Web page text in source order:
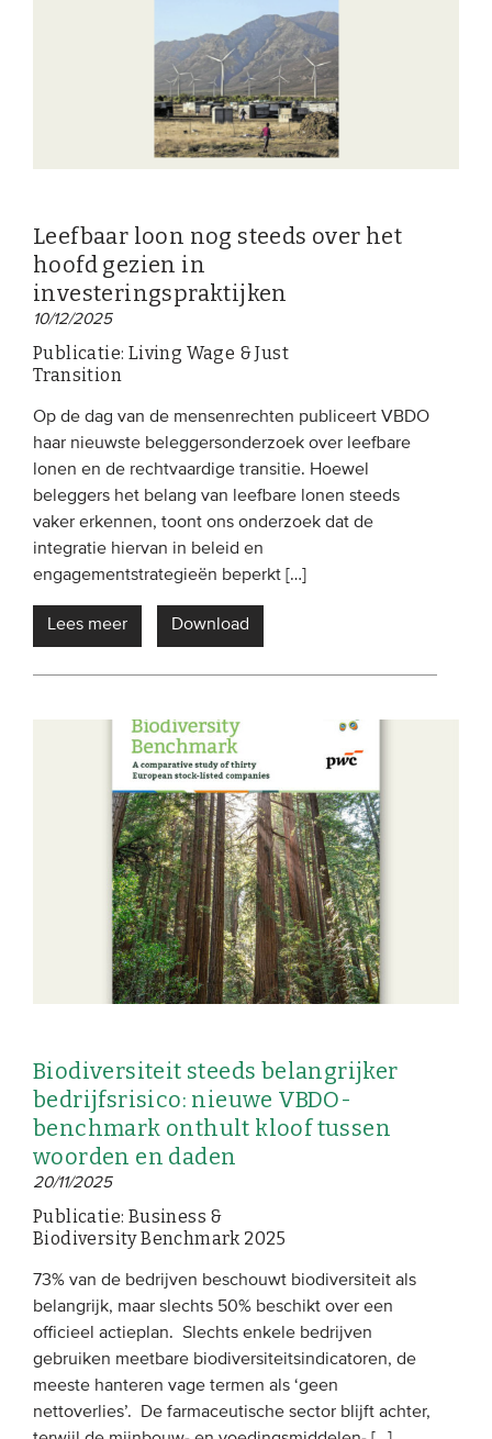
Leefbaar loon nog steeds over het
hoofd gezien in
investeringspraktijken
10/12/2025
Publicatie: Living Wage & Just
Transition
Op de dag van de mensenrechten publiceert VBDO
haar nieuwste beleggersonderzoek over leefbare
lonen en de rechtvaardige transitie. Hoewel
beleggers het belang van leefbare lonen steeds
vaker erkennen, toont ons onderzoek dat de
integratie hiervan in beleid en
engagementstrategieën beperkt […]
Lees meer Download
Biodiversiteit steeds belangrijker
bedrijfsrisico: nieuwe VBDO-
benchmark onthult kloof tussen
woorden en daden
20/11/2025
Publicatie: Business &
Biodiversity Benchmark 2025
73% van de bedrijven beschouwt biodiversiteit als
belangrijk, maar slechts 50% beschikt over een
officieel actieplan. Slechts enkele bedrijven
gebruiken meetbare biodiversiteitsindicatoren, de
meeste hanteren vage termen als ‘geen
nettoverlies’. De farmaceutische sector blijft achter,